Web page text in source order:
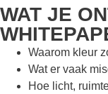
WAT JE
Waarom kleur
Wat er vaak
Hoe licht,